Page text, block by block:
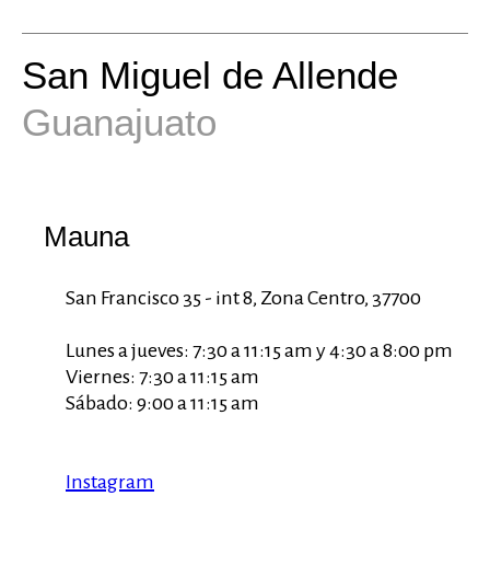
San Miguel de Allende
Guanajuato
Mauna
San Francisco 35 - int 8, Zona Centro, 37700
Lunes a jueves: 7:30 a 11:15 am y 4:30 a 8:00 pm
Viernes: 7:30 a 11:15 am
Sábado: 9:00 a 11:15 am
Instagram